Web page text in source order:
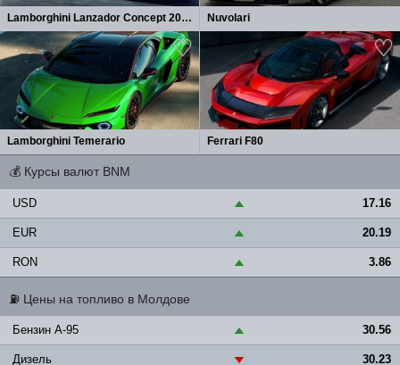
Lamborghini Lanzador Concept 2026 Nuvolari
Lamborghini Temerario Ferrari F80
💰 Курсы валют BNM
USD ▲ 17.16
EUR ▲ 20.19
RON ▲ 3.86
⛽ Цены на топливо в Молдове
Бензин A-95 ▲ 30.56
Дизель ▼ 30.23